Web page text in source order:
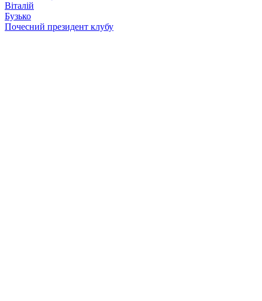
Віталій
Бузько
Почесний президент клубу